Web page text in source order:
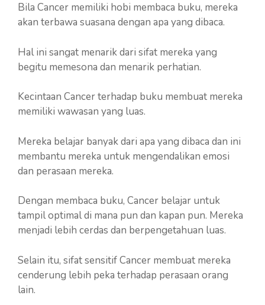
Bila Cancer memiliki hobi membaca buku, mereka
akan terbawa suasana dengan apa yang dibaca.
Hal ini sangat menarik dari sifat mereka yang
begitu memesona dan menarik perhatian.
Kecintaan Cancer terhadap buku membuat mereka
memiliki wawasan yang luas.
Mereka belajar banyak dari apa yang dibaca dan ini
membantu mereka untuk mengendalikan emosi
dan perasaan mereka.
Dengan membaca buku, Cancer belajar untuk
tampil optimal di mana pun dan kapan pun. Mereka
menjadi lebih cerdas dan berpengetahuan luas.
Selain itu, sifat sensitif Cancer membuat mereka
cenderung lebih peka terhadap perasaan orang
lain.